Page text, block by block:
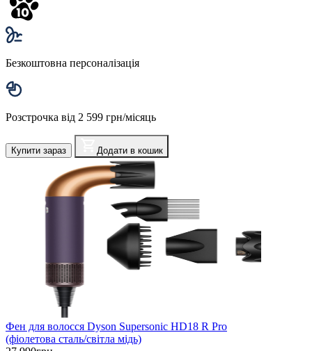
Безкоштовна персоналізація
Розстрочка від 2 599 грн/місяць
Купити зараз Додати в кошик
Фен для волосся Dyson Supersonic HD18 R Pro
(фіолетова сталь/світла мідь)